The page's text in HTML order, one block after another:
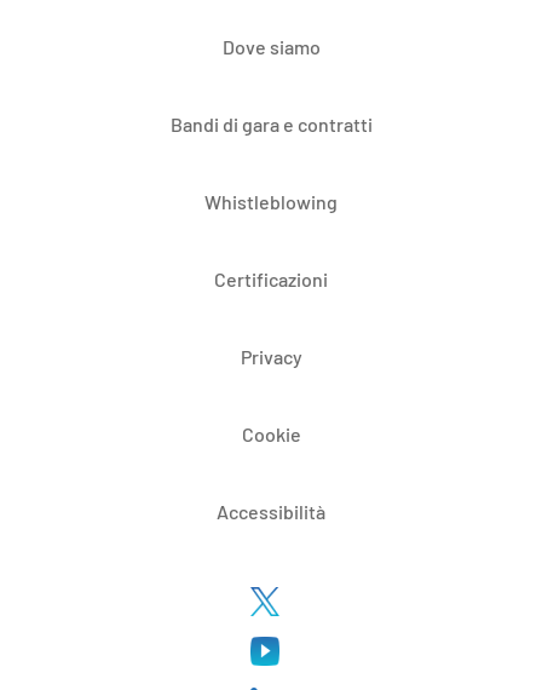
Dove siamo
Bandi di gara e contratti
Whistleblowing
Certificazioni
Privacy
Cookie
Accessibilità